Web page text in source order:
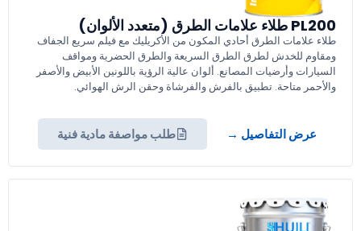
PL200 طلاء علامات الطرق (متعدد الألوان)
طلاء علامات الطرق أحادي المكون من الأكريليك مع فيلم سريع الجفاف
ومقاوم للخدش لطرق الطرق السريعة والطرق الحضرية ومواقف
السيارات وأرضيات المصانع. ألوان عالية الرؤية باللونين الأبيض والأصفر
والأحمر متاحة. تطبيق بالفرش والفرشاة وحقن الرش الهوائي.
عرض التفاصيل → طلب مواصفة مادية فنية